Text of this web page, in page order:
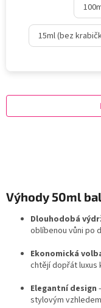
15ml (bez
Výhody 50ml
Dlouhodobá
oblíbenou vůni po
Ekonomická
chtějí dopřát luxus
Elegantní design
stylovým